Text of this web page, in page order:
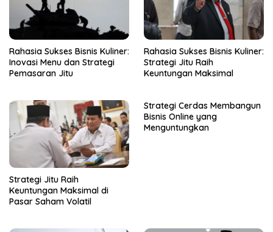
Rahasia Sukses Bisnis Kuliner:
Inovasi Menu dan Strategi
Pemasaran Jitu
Rahasia Sukses Bisnis Kuliner:
Strategi Jitu Raih
Keuntungan Maksimal
Strategi Jitu Raih
Keuntungan Maksimal di
Pasar Saham Volatil
Strategi Cerdas Membangun
Bisnis Online yang
Menguntungkan